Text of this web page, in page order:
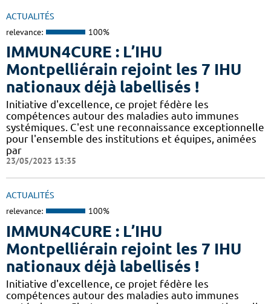
ACTUALITÉS
relevance: 100%
IMMUN4CURE : L’IHU
Montpelliérain rejoint les 7 IHU
nationaux déjà labellisés !
Initiative d'excellence, ce projet fédère les
compétences autour des maladies auto immunes
systémiques. C'est une reconnaissance exceptionnelle
pour l'ensemble des institutions et équipes, animées
par
23/05/2023 13:35
ACTUALITÉS
relevance: 100%
IMMUN4CURE : L’IHU
Montpelliérain rejoint les 7 IHU
nationaux déjà labellisés !
Initiative d'excellence, ce projet fédère les
compétences autour des maladies auto immunes